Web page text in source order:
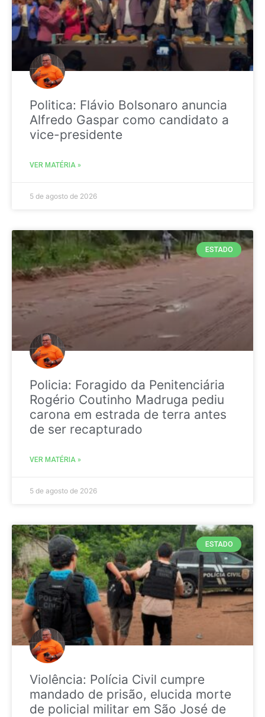
Politica: Flávio Bolsonaro anuncia
Alfredo Gaspar como candidato a
vice-presidente
VER MATÉRIA »
5 de agosto de 2026
ESTADO
Policia: Foragido da Penitenciária
Rogério Coutinho Madruga pediu
carona em estrada de terra antes
de ser recapturado
VER MATÉRIA »
5 de agosto de 2026
ESTADO
Violência: Polícia Civil cumpre
mandado de prisão, elucida morte
de policial militar em São José de